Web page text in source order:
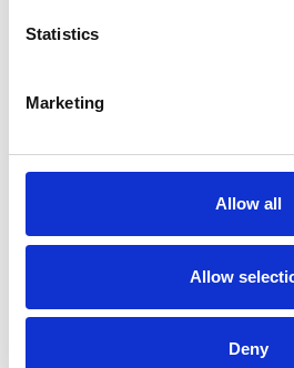
Statistics
Marketing
Allow all
Allow
Deny
centro di costo e non di profitto
concetti di democrazia,
Potrebbero